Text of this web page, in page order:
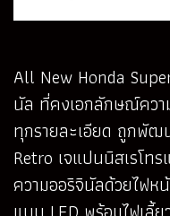
All New Honda
นัล ที่คงเอกลักษณ์ควา
ทุกรายละเอียด ถูกพัฒ
Retro เจแปนนิสเรโท
ความออริจินัลด้วยไฟห